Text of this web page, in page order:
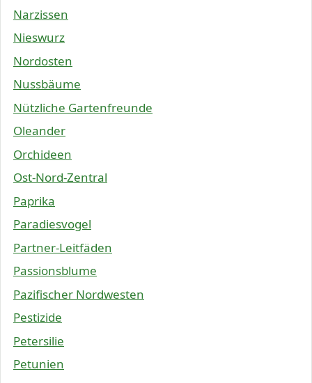
Narzissen
Nieswurz
Nordosten
Nussbäume
Nützliche Gartenfreunde
Oleander
Orchideen
Ost-Nord-Zentral
Paprika
Paradiesvogel
Partner-Leitfäden
Passionsblume
Pazifischer Nordwesten
Pestizide
Petersilie
Petunien